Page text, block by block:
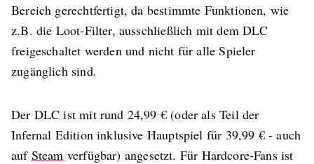
Bereich gerechtfertigt, da bestimmte Funktionen, wie
z.B. die Loot-Filter, ausschließlich mit dem DLC
freigeschaltet werden und nicht für alle Spieler
zugänglich sind.
Der DLC ist mit rund 24,99 € (oder als Teil der
Infernal Edition inklusive Hauptspiel für 39,99 € - auch
auf Steam verfügbar) angesetzt. Für Hardcore-Fans ist